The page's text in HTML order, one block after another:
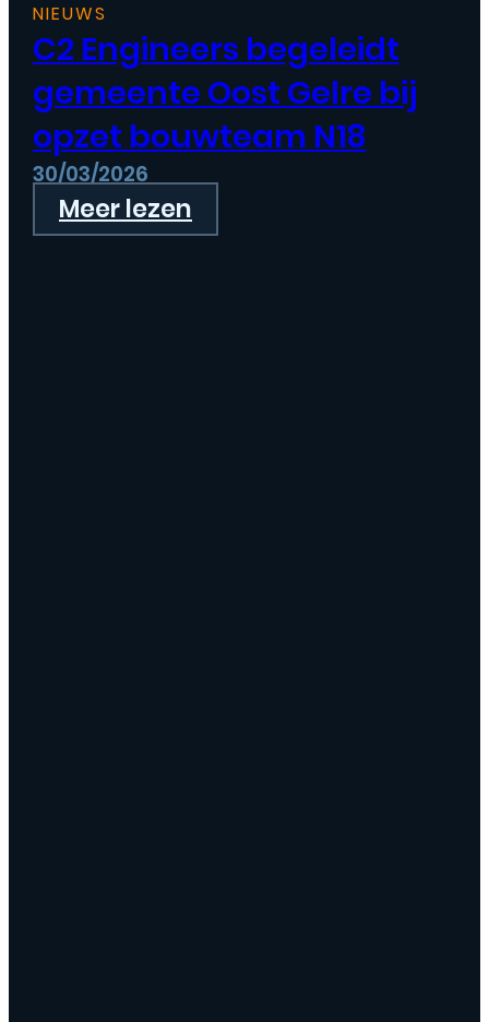
NIEUWS
C2 Engineers begeleidt
gemeente Oost Gelre bij
opzet bouwteam N18
30/03/2026
Meer lezen